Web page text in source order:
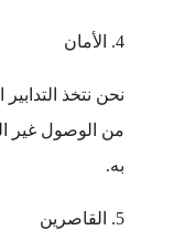
4. الأمان
نحن نتخذ
من الوصول غير
به.
5. القاصرين